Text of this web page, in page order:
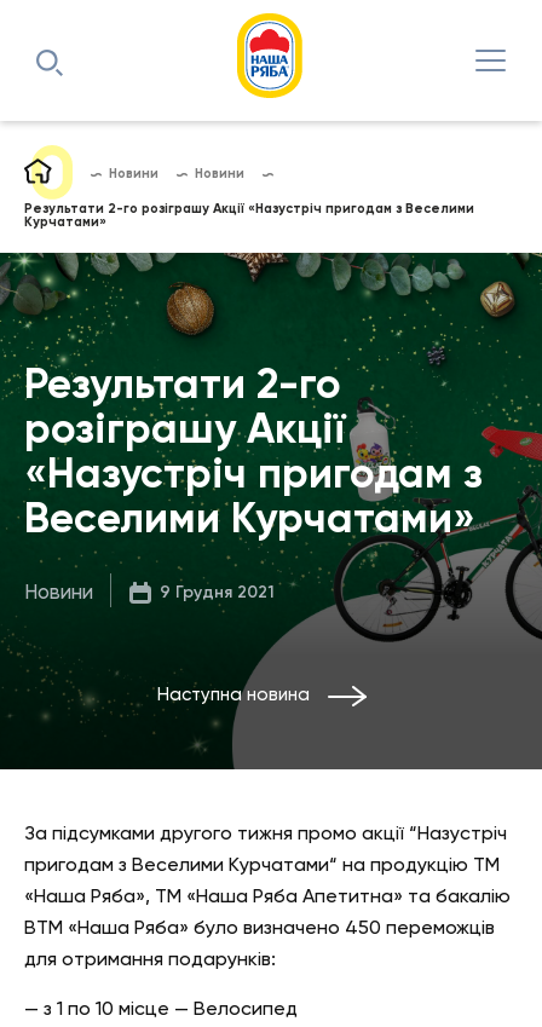
Новини Новини
Результати 2-го розіграшу Акції «Назустріч пригодам з Веселими
Курчатами»
Результати 2-го
розіграшу Акції
«Назустріч пригодам з
Веселими Курчатами»
Новини 9 Грудня 2021
Наступна новина
За підсумками другого тижня промо акції “Назустріч
пригодам з Веселими Курчатами“ на продукцію ТМ
«Наша Ряба», ТМ «Наша Ряба Апетитна» та бакалію
ВТМ «Наша Ряба» було визначено 450 переможців
для отримання подарунків:
— з 1 по 10 місце — Велосипед